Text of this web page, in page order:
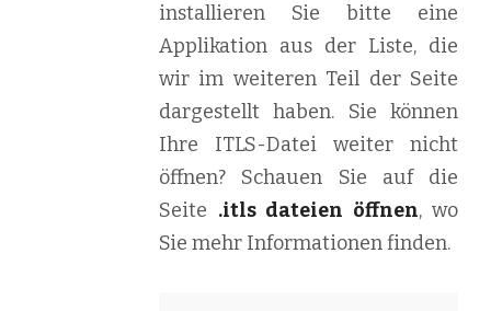
installieren Sie bitte eine
Applikation aus der Liste, die
wir im weiteren Teil der Seite
dargestellt haben. Sie können
Ihre ITLS-Datei weiter nicht
öffnen? Schauen Sie auf die
Seite .itls dateien öffnen, wo
Sie mehr Informationen finden.